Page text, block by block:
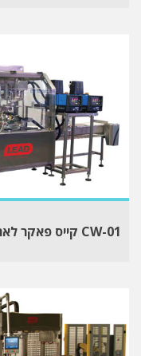
CW-01 קייס פאקר לאריזה בקרטון WRAP AROUND